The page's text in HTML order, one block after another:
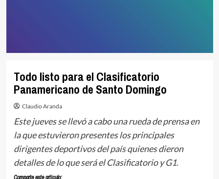
Todo listo para el Clasificatorio
Panamericano de Santo Domingo
Claudio Aranda
Este jueves se llevó a cabo una rueda de prensa en
la que estuvieron presentes los principales
dirigentes deportivos del país quienes dieron
detalles de lo que será el Clasificatorio y G1.